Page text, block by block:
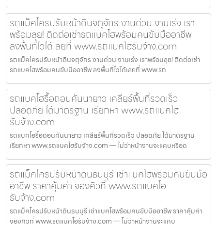
รถแม็คโครปรับหน้าดินจตุจักร งานด่วน งานเร่ง เรา
พร้อมลุย! ติดต่อเช่ารถแบคโฮพร้อมคนขับมืออาชีพ
ลงพื้นที่ไวได้เลยที่ www.รถแบคโฮรับจ้าง.com
รถแม็คโครปรับหน้าดินจตุจักร งานด่วน งานเร่ง เราพร้อมลุย! ติดต่อเช่า
รถแบคโฮพร้อมคนขับมืออาชีพ ลงพื้นที่ไวได้เลยที่ www.รถ
รถแบคโฮรื้อถอนคันนายาว เคลียร์พื้นที่รวดเร็ว
ปลอดภัย ได้มาตรฐาน เรียกหา www.รถแบคโฮ
รับจ้าง.com
รถแบคโฮรื้อถอนคันนายาว เคลียร์พื้นที่รวดเร็ว ปลอดภัย ได้มาตรฐาน
เรียกหา www.รถแบคโฮรับจ้าง.com — ไม่ว่าหน้างานจะแคบหรือด
รถแม็คโครปรับหน้าดินธนบุรี เช่าแบคโฮพร้อมคนขับมือ
อาชีพ ราคาคุ้มค่า จองคิวที่ www.รถแบคโฮ
รับจ้าง.com
รถแม็คโครปรับหน้าดินธนบุรี เช่าแบคโฮพร้อมคนขับมืออาชีพ ราคาคุ้มค่า
จองคิวที่ www.รถแบคโฮรับจ้าง.com — ไม่ว่าหน้างานจะแคบ